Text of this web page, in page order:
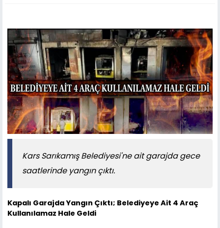
Kars Sarıkamış Belediyesi'ne ait garajda gece
saatlerinde yangın çıktı.
Kapalı Garajda Yangın Çıktı; Belediyeye Ait 4 Araç
Kullanılamaz Hale Geldi